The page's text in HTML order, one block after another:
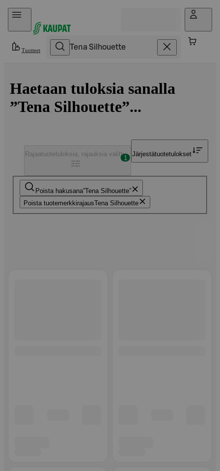
Hyppää sisältöön
Tuotteet
Haetaan tuloksia sanalla
”Tena Silhouette”...
Poista hakusana Tena Silhouette
Poista tuotemerkkirajausTena Silhouette
Rajaatuotetuloksia, rajauksia valittu
1
Järjestätuotetulokset